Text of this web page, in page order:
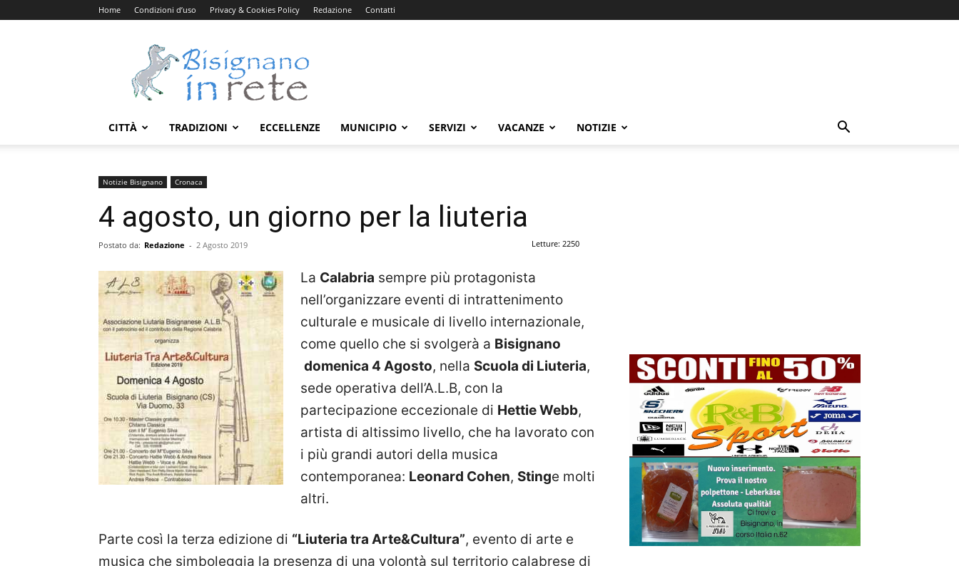
Home Condizioni d’uso Privacy & Cookies Policy Redazione Contatti
Bisignanoinrete.com
CITTÀ TRADIZIONI ECCELLENZE MUNICIPIO SERVIZI VACANZE NOTIZIE
Notizie Bisignano Cronaca
4 agosto, un giorno per la liuteria
Postato da: Redazione - 2 Agosto 2019 Letture: 2250
La Calabria sempre più protagonista
nell’organizzare eventi di intrattenimento
culturale e musicale di livello internazionale,
come quello che si svolgerà a Bisignano
domenica 4 Agosto, nella Scuola di Liuteria,
sede operativa dell’A.L.B, con la
partecipazione eccezionale di Hettie Webb,
artista di altissimo livello, che ha lavorato con
i più grandi autori della musica
contemporanea: Leonard Cohen, Stinge molti
altri.
Parte così la terza edizione di “Liuteria tra Arte&Cultura”, evento di arte e
musica che simboleggia la presenza di una volontà sul territorio calabrese di